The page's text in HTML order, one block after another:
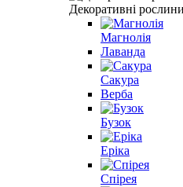
Декоративні рослини
Магнолія
Лаванда
Сакура
Верба
Бузок
Еріка
Спірея